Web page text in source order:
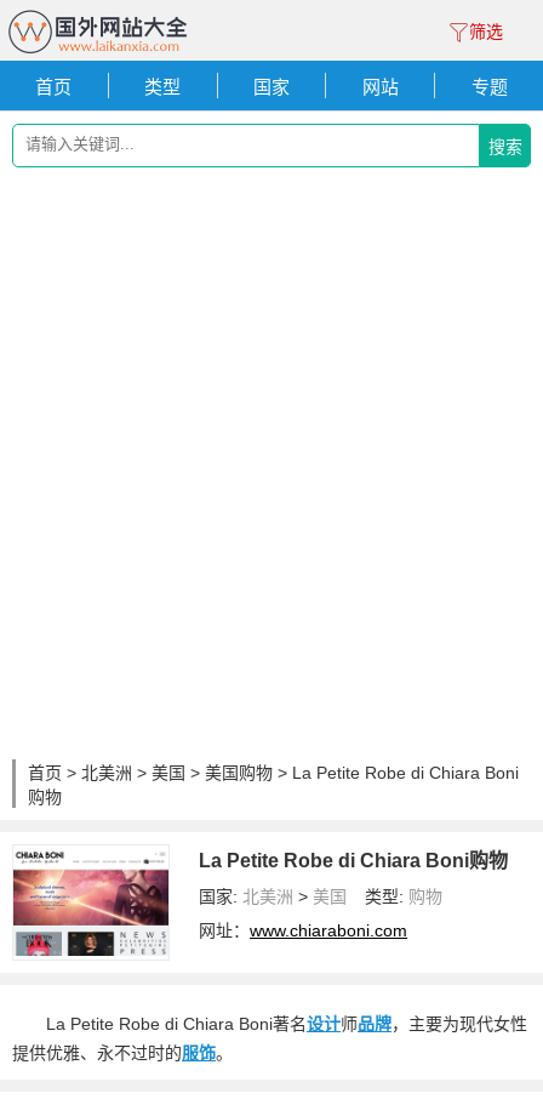
筛选
首页 类型 国家 网站 专题
搜索
首页 > 北美洲 > 美国 > 美国购物 > La Petite Robe di Chiara Boni
购物
La Petite Robe di Chiara Boni购物
国家: 北美洲 > 美国 类型: 购物
网址：www.chiaraboni.com
La Petite Robe di Chiara Boni著名设计师品牌，主要为现代女性
提供优雅、永不过时的服饰。